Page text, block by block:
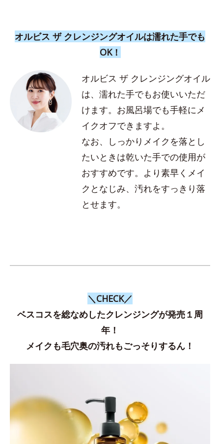
オルビス ザ クレンジングオイルは濡れた手でも
OK！
オルビス ザ クレンジングオイル
は、濡れた手でもお使いいただ
けます。お風呂場でも手軽にメ
イクオフできますよ。
なお、しっかりメイクを落とし
たいときは乾いた手での使用が
おすすめです。より素早くメイ
クとなじみ、汚れをすっきり落
とせます。
＼CHECK／
ベスコスを総なめしたクレンジングが発売１周
年！
メイクも毛穴奥の汚れもごっそりするん！